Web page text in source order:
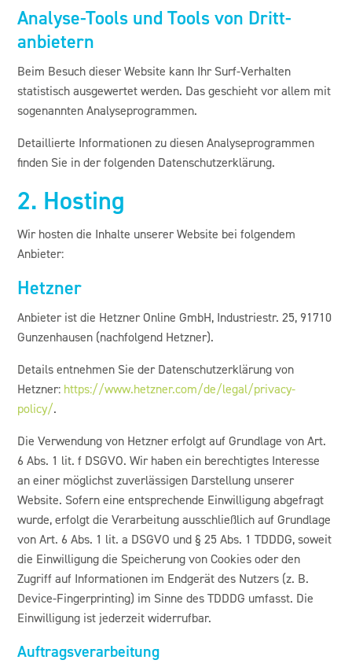
Analyse-Tools und Tools von Dritt­
anbietern
Beim Besuch dieser Website kann Ihr Surf-Verhalten
statistisch ausgewertet werden. Das geschieht vor allem mit
sogenannten Analyseprogrammen.
Detaillierte Informationen zu diesen Analyseprogrammen
finden Sie in der folgenden Datenschutzerklärung.
2. Hosting
Wir hosten die Inhalte unserer Website bei folgendem
Anbieter:
Hetzner
Anbieter ist die Hetzner Online GmbH, Industriestr. 25, 91710
Gunzenhausen (nachfolgend Hetzner).
Details entnehmen Sie der Datenschutzerklärung von
Hetzner: https://www.hetzner.com/de/legal/privacy-
policy/.
Die Verwendung von Hetzner erfolgt auf Grundlage von Art.
6 Abs. 1 lit. f DSGVO. Wir haben ein berechtigtes Interesse
an einer möglichst zuverlässigen Darstellung unserer
Website. Sofern eine entsprechende Einwilligung abgefragt
wurde, erfolgt die Verarbeitung ausschließlich auf Grundlage
von Art. 6 Abs. 1 lit. a DSGVO und § 25 Abs. 1 TDDDG, soweit
die Einwilligung die Speicherung von Cookies oder den
Zugriff auf Informationen im Endgerät des Nutzers (z. B.
Device-Fingerprinting) im Sinne des TDDDG umfasst. Die
Einwilligung ist jederzeit widerrufbar.
Auftragsverarbeitung